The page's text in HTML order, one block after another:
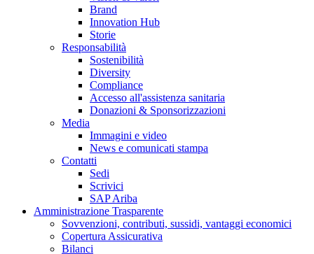
Trova il prodotto che stai cercando. Visita il catalogo B. Braun
Brand
Innovation Hub
Storie
Responsabilità
Sostenibilità
Diversity
Compliance
Accesso all'assistenza sanitaria
Donazioni & Sponsorizzazioni
Media
Immagini e video
News e comunicati stampa
Contatti
Sedi
Scrivici
SAP Ariba
Amministrazione Trasparente
Sovvenzioni, contributi, sussidi, vantaggi economici
Copertura Assicurativa
Bilanci